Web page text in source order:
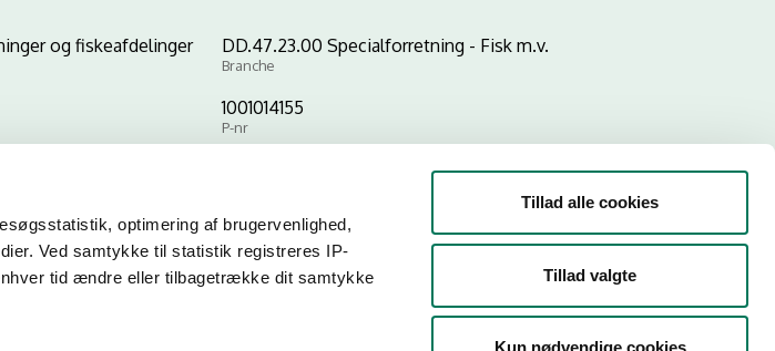
optimering af brugervenlighed,
Ved samtykke til statistik registreres IP-
tid ændre eller tilbagetrække dit samtykke
Tillad alle cookies
Tillad valgte
Kun nødvendige cookies
og fiskeafdelinger DD.47.23.00 Specialforretning - Fisk m.v.
Branche
1001014155
P-nr
virksomhedens hjemmeside